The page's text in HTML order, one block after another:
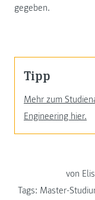
gegeben.
Tipp
Mehr zum
Engineering hier.
von
Tags: Master-